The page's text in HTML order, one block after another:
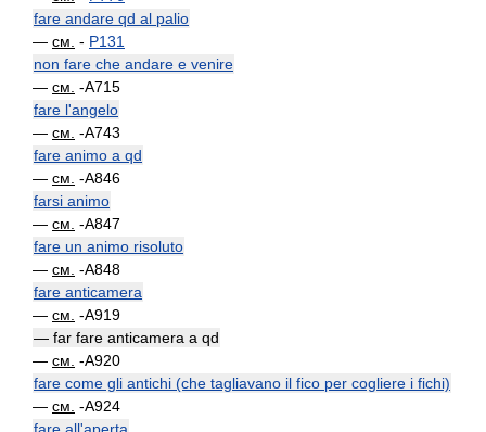
fare andare qd al palio
— см. - P131
non fare che andare e venire
— см. -A715
fare l'angelo
— см. -A743
fare animo a qd
— см. -A846
farsi animo
— см. -A847
fare un animo risoluto
— см. -A848
fare anticamera
— см. -A919
— far fare anticamera a qd
— см. -A920
fare come gli antichi (che tagliavano il fico per cogliere i fichi)
— см. -A924